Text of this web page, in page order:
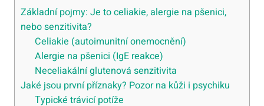
Základní pojmy: Je to celiakie, alergie na pšenici,
nebo senzitivita?
Celiakie (autoimunitní onemocnění)
Alergie na pšenici (IgE reakce)
Neceliakální glutenová senzitivita
Jaké jsou první příznaky? Pozor na kůži i psychiku
Typické trávicí potíže